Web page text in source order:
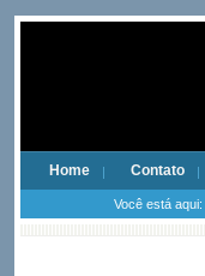
Home Contato
Você está aqui: